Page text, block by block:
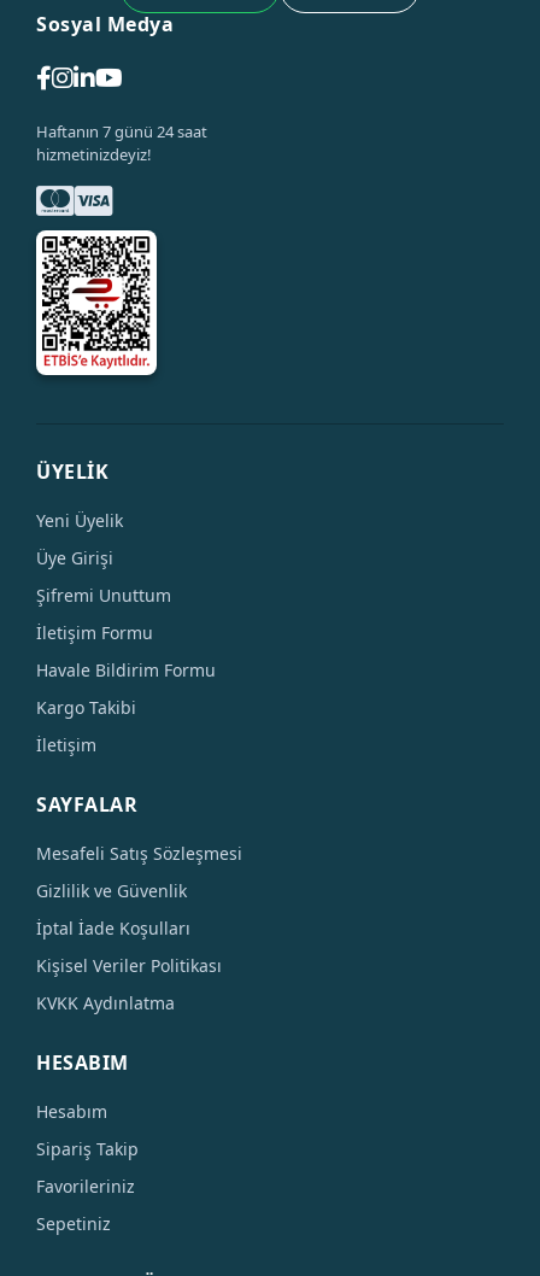
Sosyal Medya
Haftanın 7 günü 24 saat
hizmetinizdeyiz!
ÜYELİK
Yeni Üyelik
Üye Girişi
Şifremi Unuttum
İletişim Formu
Havale Bildirim Formu
Kargo Takibi
İletişim
SAYFALAR
Mesafeli Satış Sözleşmesi
Gizlilik ve Güvenlik
İptal İade Koşulları
Kişisel Veriler Politikası
KVKK Aydınlatma
HESABIM
Hesabım
Sipariş Takip
Favorileriniz
Sepetiniz